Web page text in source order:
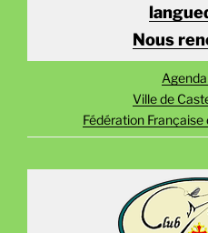
Nous
Ville de
Fédération